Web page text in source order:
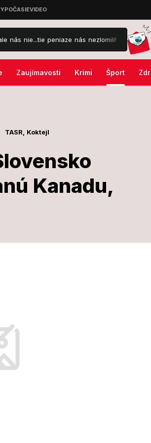
nás nezlomili! Kuriózna nehoda
Zaujímavosti Krimi Šport
TASR, Koktejl
Kanadu,
nájazdoch. Zápas v
Quinn.